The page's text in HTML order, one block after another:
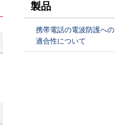
製品
携帯電話の電波防護への
適合性について